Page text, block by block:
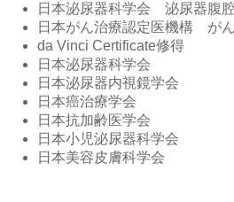
日本泌尿器科学会 泌尿器腹
日本がん治療認定医機構 が
da Vinci Certificate修得
日本泌尿器科学会
日本泌尿器内視鏡学会
日本癌治療学会
日本抗加齢医学会
日本小児泌尿器科学会
日本美容皮膚科学会